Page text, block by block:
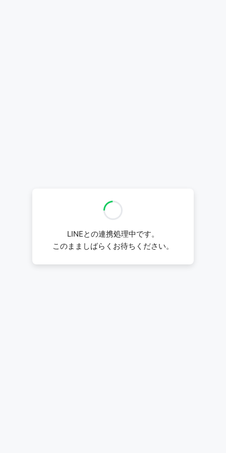
LINEとの連携処理中です。
このまましばらくお待ちください。